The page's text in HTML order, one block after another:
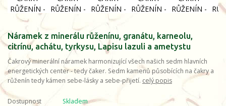
Náramek z minerálu růženínu, granátu, karneolu,
citrínu, achátu, tyrkysu, Lapisu lazuli a ametystu
Čakrový minerální náramek harmonizující všech našich sedm hlavních
energetických center - tedy čaker. Sedm kamenů působících na čakry a
růženín tedy kámen sebe-lásky a sebe-přijetí. celý popis
Dostupnost
Skladem